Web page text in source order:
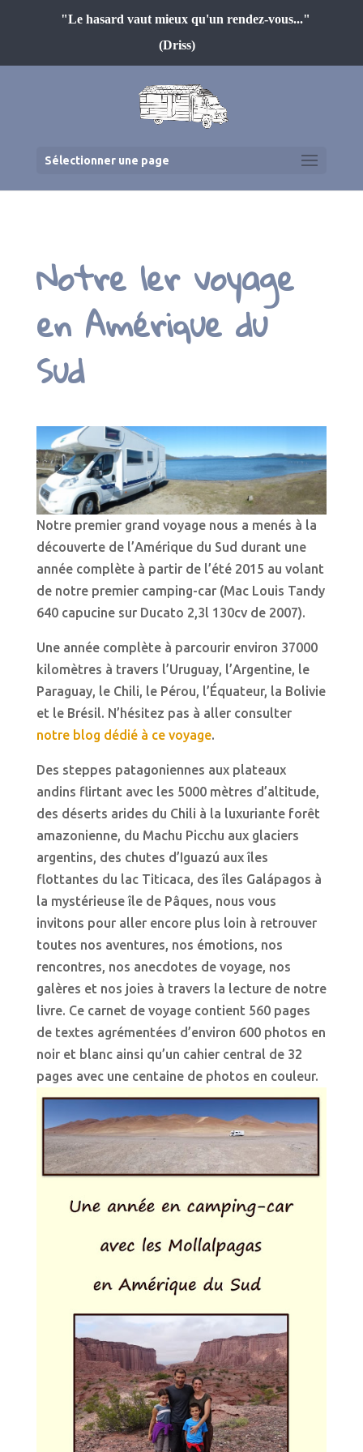
"Le hasard vaut mieux qu'un rendez-vous..."
(Driss)
Sélectionner une page
Notre 1er voyage
en Amérique du
Sud
Notre premier grand voyage nous a menés à la
découverte de l’Amérique du Sud durant une
année complète à partir de l’été 2015 au volant
de notre premier camping-car (Mac Louis Tandy
640 capucine sur Ducato 2,3l 130cv de 2007).
Une année complète à parcourir environ 37000
kilomètres à travers l’Uruguay, l’Argentine, le
Paraguay, le Chili, le Pérou, l’Équateur, la Bolivie
et le Brésil. N’hésitez pas à aller consulter
notre blog dédié à ce voyage.
Des steppes patagoniennes aux plateaux
andins flirtant avec les 5000 mètres d’altitude,
des déserts arides du Chili à la luxuriante forêt
amazonienne, du Machu Picchu aux glaciers
argentins, des chutes d’Iguazú aux îles
flottantes du lac Titicaca, des îles Galápagos à
la mystérieuse île de Pâques, nous vous
invitons pour aller encore plus loin à retrouver
toutes nos aventures, nos émotions, nos
rencontres, nos anecdotes de voyage, nos
galères et nos joies à travers la lecture de notre
livre. Ce carnet de voyage contient 560 pages
de textes agrémentées d’environ 600 photos en
noir et blanc ainsi qu’un cahier central de 32
pages avec une centaine de photos en couleur.